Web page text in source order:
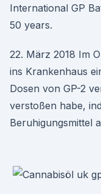
International GP
50 years.
22. März 2018 Im
ins Krankenhaus
Dosen von GP-2
verstoßen habe,
Beruhigungsmittel